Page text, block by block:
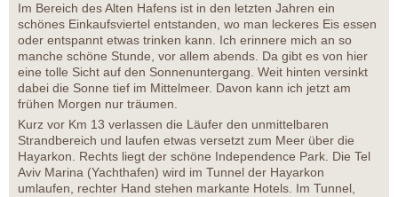
Im Bereich des Alten Hafens ist in den letzten Jahren ein
schönes Einkaufsviertel entstanden, wo man leckeres Eis essen
oder entspannt etwas trinken kann. Ich erinnere mich an so
manche schöne Stunde, vor allem abends. Da gibt es von hier
eine tolle Sicht auf den Sonnenuntergang. Weit hinten versinkt
dabei die Sonne tief im Mittelmeer. Davon kann ich jetzt am
frühen Morgen nur träumen.
Kurz vor Km 13 verlassen die Läufer den unmittelbaren
Strandbereich und laufen etwas versetzt zum Meer über die
Hayarkon. Rechts liegt der schöne Independence Park. Die Tel
Aviv Marina (Yachthafen) wird im Tunnel der Hayarkon
umlaufen, rechter Hand stehen markante Hotels. Im Tunnel,